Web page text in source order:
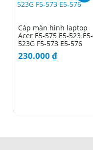
Cáp màn hình laptop
Acer E5-575 E5-523 E5-
523G F5-573 E5-576
230.000 ₫